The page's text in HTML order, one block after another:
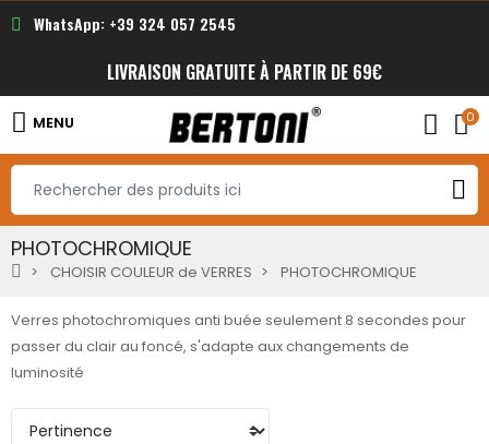
WhatsApp: +39 324 057 2545
LIVRAISON GRATUITE À PARTIR DE 69€
MENU 0
PHOTOCHROMIQUE
CHOISIR COULEUR de VERRES PHOTOCHROMIQUE
Verres photochromiques anti buée seulement 8 secondes pour
passer du clair au foncé, s'adapte aux changements de
luminosité